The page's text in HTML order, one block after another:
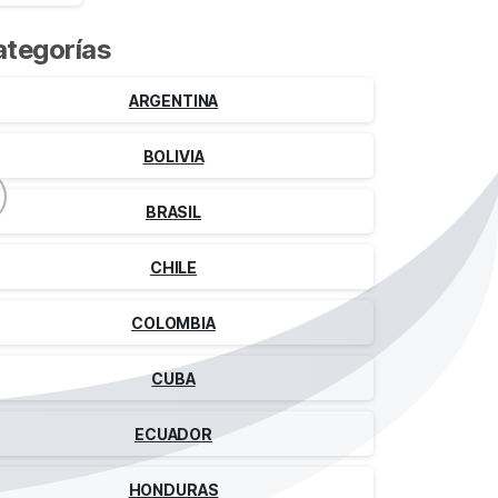
ARGENTINA
BOLIVIA
BRASIL
CHILE
COLOMBIA
CUBA
ECUADOR
HONDURAS